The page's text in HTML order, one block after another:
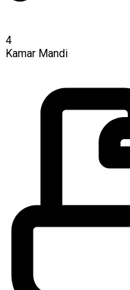
4
Kamar Mandi